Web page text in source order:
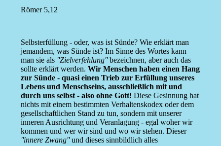
Römer 5,12
Selbsterfüllung - oder, was ist Sünde? Wie erklärt man
jemandem, was Sünde ist? Im Sinne des Wortes kann
man sie als ''Zielverfehlung''bezeichnen, aber auch das
sollte erklärt werden. Wir Menschen haben einen Hang
zur Sünde - quasi einen Trieb zur Erfüllung unseres
Lebens und Menschseins, ausschließlich mit und
durch uns selbst - also ohne Gott! Diese Gesinnung hat
nichts mit einem bestimmten Verhaltenskodex oder dem
gesellschaftlichen Stand zu tun, sondern mit unserer
inneren Ausrichtung und Veranlagung - egal woher wir
kommen und wer wir sind und wo wir stehen. Dieser
''innere Zwang''und dieses sinnbildlich alles